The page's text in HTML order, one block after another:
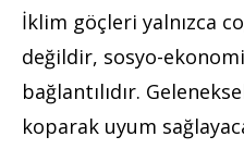
İklim göçleri yalnızca
değildir, sosyo-
bağlantılıdır.
koparak uyum